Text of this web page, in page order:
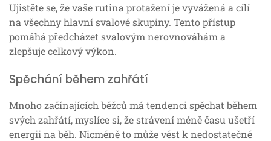
Ujistěte se, že vaše rutina protažení je vyvážená a cílí
na všechny hlavní svalové skupiny. Tento přístup
pomáhá předcházet svalovým nerovnováhám a
zlepšuje celkový výkon.
Spěchání během zahřátí
Mnoho začínajících běžců má tendenci spěchat během
svých zahřátí, myslíce si, že strávení méně času ušetří
energii na běh. Nicméně to může vést k nedostatečné